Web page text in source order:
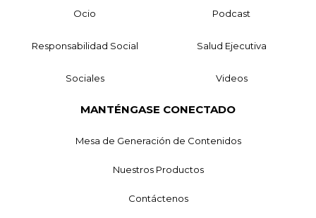
Ocio Podcast
Responsabilidad Social Salud Ejecutiva
Sociales Videos
MANTÉNGASE CONECTADO
Mesa de Generación de Contenidos
Nuestros Productos
Contáctenos